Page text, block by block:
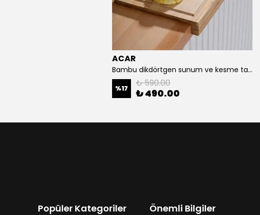
ACAR
Bambu dikdörtgen sunum ve kesme tahtası 35/24 cm
%17 ₺ 590.00
₺ 490.00
Popüler Kategoriler Önemli Bilgiler